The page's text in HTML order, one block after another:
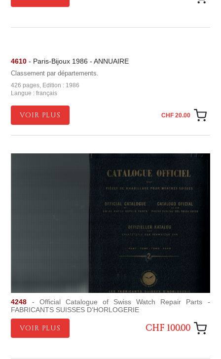
4610 - Paris-Bijoux 1986 - ANNUAIRE
Classement par départements.
426 pages, Edition : 1986
Langue : français
VOIR PLUS CHF 20.00
4248 - Official Catalogue of Swiss Watch Repair Parts -
FABRICANTS SUISSES D’HORLOGERIE
VOIR PLUS CHF 100.00